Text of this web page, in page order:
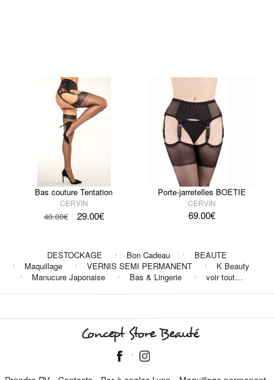
Bas couture Tentation
CERVIN
40.00€ 29.00€
Porte-jarretelles BOETIE
CERVIN
69.00€
DESTOCKAGE Bon Cadeau
BEAUTE
Maquillage
VERNIS SEMI PERMANENT
K Beauty
Manucure Japonaise
Bas & Lingerie voir tout…
Concept Store Beauté